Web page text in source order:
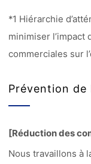
*1 Hiérarchie
minimiser
commerciales sur
Prévention
[Réduction des
Nous travaillons à